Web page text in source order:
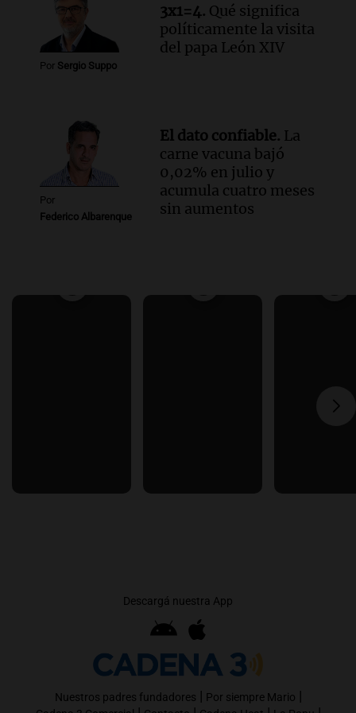
Por Sergio Suppo
3x1=4. Qué significa
políticamente la visita
del papa León XIV
Por
Federico Albarenque
El dato confiable. La
carne vacuna bajó
0,02% en julio y
acumula cuatro meses
sin aumentos
Descargá nuestra App
Nuestros padres fundadores | Por siempre Mario |